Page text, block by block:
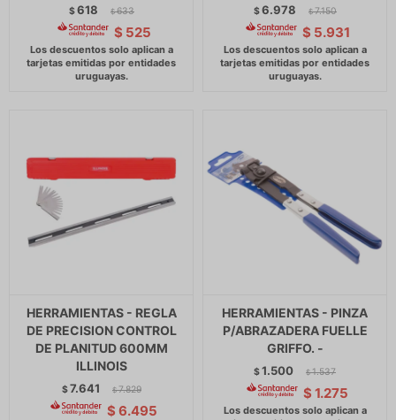
$618 $ 633
$ 525
$6.978 $ 7.150
$ 5.931
HERRAMIENTAS - REGLA
DE PRECISION CONTROL
DE PLANITUD 600MM
ILLINOIS
$7.641 $ 7.829
$ 6.495
HERRAMIENTAS - PINZA
P/ABRAZADERA FUELLE
GRIFFO. -
$1.500 $ 1.537
$ 1.275